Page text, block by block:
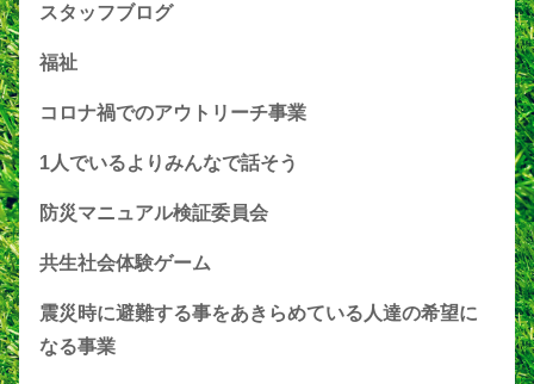
スタッフブログ
福祉
コロナ禍でのアウトリーチ事業
1人でいるよりみんなで話そう
防災マニュアル検証委員会
共生社会体験ゲーム
震災時に避難する事をあきらめている人達の希望に
なる事業